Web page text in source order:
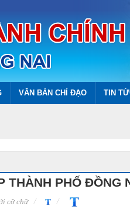
VĂN BẢN CHỈ ĐẠO TIN
THÀNH PHỐ ĐỒNG
cỡ chữ